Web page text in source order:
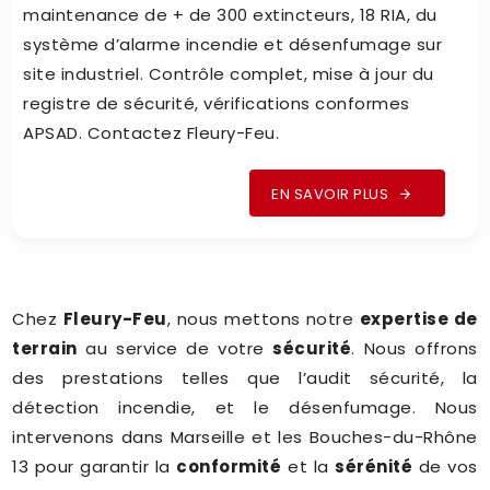
maintenance de + de 300 extincteurs, 18 RIA, du
système d’alarme incendie et désenfumage sur
site industriel. Contrôle complet, mise à jour du
registre de sécurité, vérifications conformes
APSAD. Contactez Fleury-Feu.
EN SAVOIR PLUS
Chez Fleury-Feu, nous mettons notre expertise de
terrain au service de votresécurité. Nous offrons
des prestations telles que l’audit sécurité, la
détection incendie, et le désenfumage. Nous
intervenons dans Marseille et les Bouches-du-Rhône
13 pour garantir la conformité et lasérénité de vos